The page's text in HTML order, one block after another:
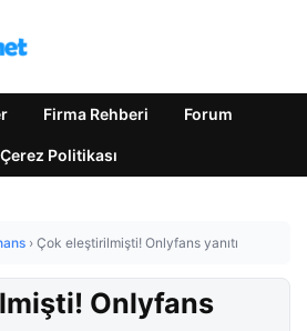
Firma Rehberi Forum
Çerez Politikası
› Çok eleştirilmişti! Onlyfans yanıtı
Onlyfans